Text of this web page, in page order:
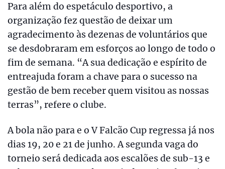
Para além do espetáculo desportivo, a
organização fez questão de deixar um
agradecimento às dezenas de voluntários que
se desdobraram em esforços ao longo de todo o
fim de semana. “A sua dedicação e espírito de
entreajuda foram a chave para o sucesso na
gestão de bem receber quem visitou as nossas
terras”, refere o clube.
A bola não para e o V Falcão Cup regressa já nos
dias 19, 20 e 21 de junho. A segunda vaga do
torneio será dedicada aos escalões de sub-13 e